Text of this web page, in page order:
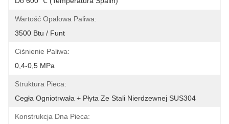
Wartość Opałowa Paliwa:
3500 Btu / Funt
Ciśnienie Paliwa:
0,4-0,5 MPa
Struktura Pieca:
Cegła Ogniotrwała + Płyta Ze Stali Nierdzewnej SUS304
Konstrukcja Dna Pieca: